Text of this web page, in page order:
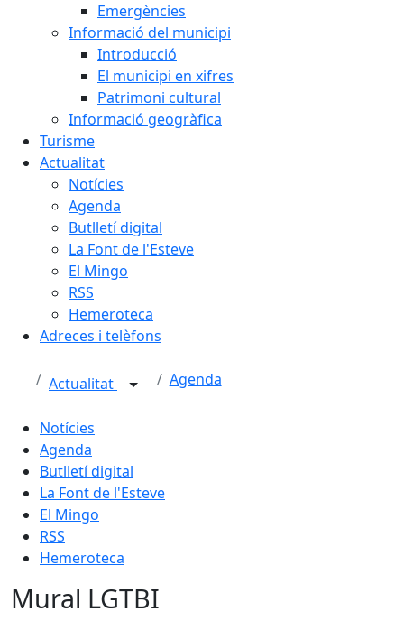
Emergències
Informació del municipi
Introducció
El municipi en xifres
Patrimoni cultural
Informació geogràfica
Turisme
Actualitat
Notícies
Agenda
Butlletí digital
La Font de l'Esteve
El Mingo
RSS
Hemeroteca
Adreces i telèfons
Actualitat Agenda
Notícies
Agenda
Butlletí digital
La Font de l'Esteve
El Mingo
RSS
Hemeroteca
Mural LGTBI